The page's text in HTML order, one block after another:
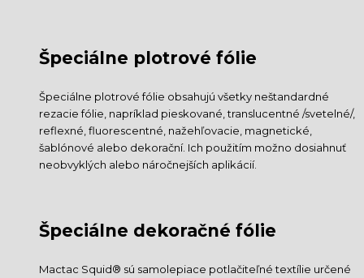
Špeciálne plotrové fólie
Špeciálne plotrové fólie obsahujú všetky neštandardné
rezacie fólie, napríklad pieskované, translucentné /svetelné/,
reflexné, fluorescentné, nažehľovacie, magnetické,
šablónové alebo dekorační. Ich použitím možno dosiahnuť
neobvyklých alebo náročnejších aplikácií.
Špeciálne dekoračné fólie
Mactac Squid® sú samolepiace potlačiteľné textílie určené